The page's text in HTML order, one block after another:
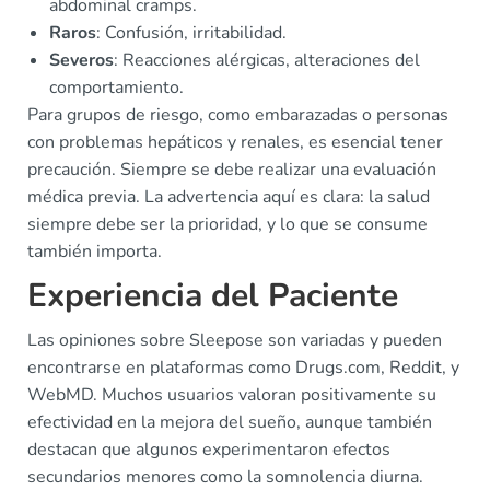
abdominal cramps.
Raros: Confusión, irritabilidad.
Severos: Reacciones alérgicas, alteraciones del
comportamiento.
Para grupos de riesgo, como embarazadas o personas
con problemas hepáticos y renales, es esencial tener
precaución. Siempre se debe realizar una evaluación
médica previa. La advertencia aquí es clara: la salud
siempre debe ser la prioridad, y lo que se consume
también importa.
Experiencia del Paciente
Las opiniones sobre Sleepose son variadas y pueden
encontrarse en plataformas como Drugs.com, Reddit, y
WebMD. Muchos usuarios valoran positivamente su
efectividad en la mejora del sueño, aunque también
destacan que algunos experimentaron efectos
secundarios menores como la somnolencia diurna.